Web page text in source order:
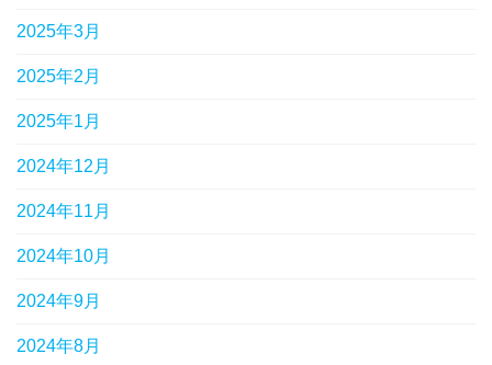
2025年3月
2025年2月
2025年1月
2024年12月
2024年11月
2024年10月
2024年9月
2024年8月